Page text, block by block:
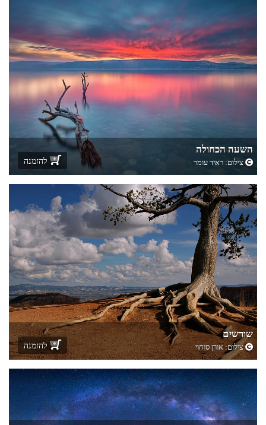
השעה הכחולה
צילום: ראיד עומר להזמנה
שורשים
צילום:אורן סוחוי להזמנה